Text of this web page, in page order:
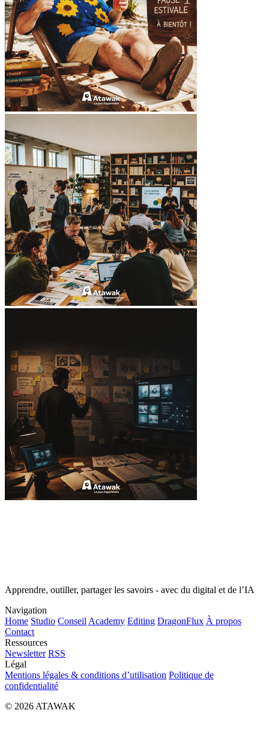
Apprendre, outiller, partager les savoirs - avec du digital et de l’IA
Navigation
Home Studio Conseil Academy Editing DragonFlux À propos
Contact
Ressources
Newsletter RSS
Légal
Mentions légales & conditions d’utilisation Politique de
confidentialité
© 2026 ATAWAK